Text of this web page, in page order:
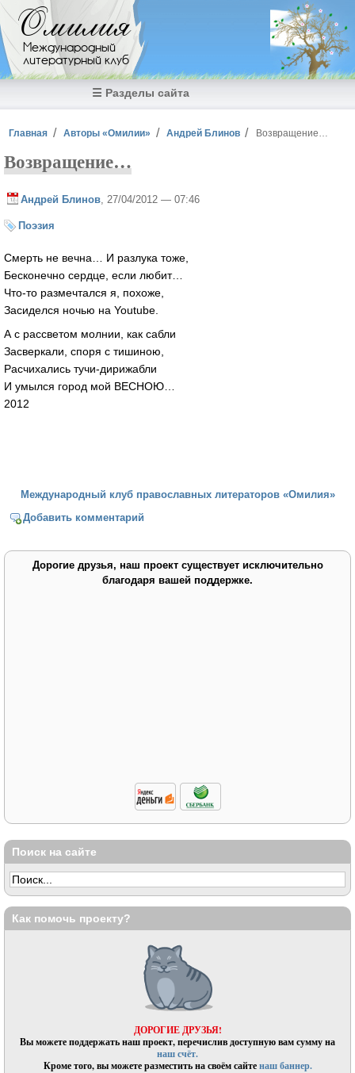
Перейти к основному содержанию
Омилия
Международный
литературный клуб
☰ Разделы сайта
Вы здесь
Главная Авторы «Омилии» Андрей Блинов Возвращение…
Возвращение…
Андрей Блинов , 27/04/2012 — 07:46
Поэзия
Смерть не вечна… И разлука тоже,
Бесконечно сердце, если любит…
Что-то размечтался я, похоже,
Засиделся ночью на Youtube.
А с рассветом молнии, как сабли
Засверкали, споря с тишиною,
Расчихались тучи-дирижабли
И умылся город мой ВЕСНОЮ…
2012
Международный клуб православных литераторов «Омилия»
Добавить комментарий
Дорогие друзья, наш проект существует исключительно
благодаря вашей поддержке.
Поиск на сайте
Как помочь проекту?
ДОРОГИЕ ДРУЗЬЯ!
Вы можете поддержать наш проект, перечислив доступную вам сумму на
наш счёт.
Кроме того, вы можете разместить на своём сайтенаш баннер.